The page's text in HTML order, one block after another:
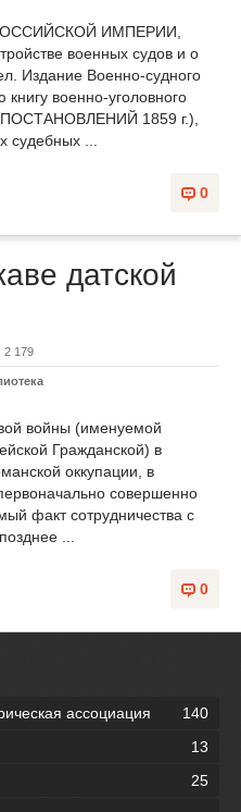
ИМПЕРИИ,
военных судов и о
Издание Военно-судного
военно-уголовного
1859 г.),
...
0
датской
2 179
войны (именуемой
Гражданской) в
оккупации, в
совершенно
факт сотрудничества с
...
0
ассоциация
140
13
25